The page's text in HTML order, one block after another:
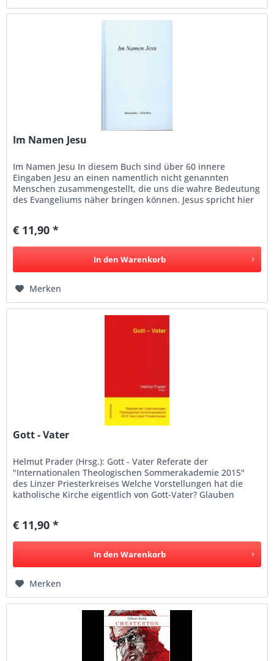
Im Namen Jesu
Im Namen Jesu In diesem Buch sind über 60 innere
Eingaben Jesu an einen namentlich nicht genannten
Menschen zusammengestellt, die uns die wahre Bedeutung
des Evangeliums näher bringen können. Jesus spricht hier
€ 11,90 *
In den Warenkorb
Merken
Gott - Vater
Helmut Prader (Hrsg.): Gott - Vater Referate der
"Internationalen Theologischen Sommerakademie 2015"
des Linzer Priesterkreises Welche Vorstellungen hat die
katholische Kirche eigentlich von Gott-Vater? Glauben
€ 11,90 *
In den Warenkorb
Merken